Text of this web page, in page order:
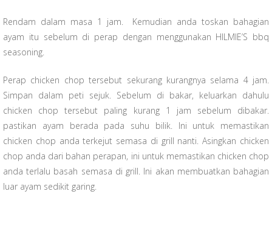
Rendam dalam masa 1 jam. Kemudian anda toskan bahagian
ayam itu sebelum di perap dengan menggunakan HILMIE’S bbq
seasoning.
Perap chicken chop tersebut sekurang kurangnya selama 4 jam.
Simpan dalam peti sejuk. Sebelum di bakar, keluarkan dahulu
chicken chop tersebut paling kurang 1 jam sebelum dibakar.
pastikan ayam berada pada suhu bilik. Ini untuk memastikan
chicken chop anda terkejut semasa di grill nanti. Asingkan chicken
chop anda dari bahan perapan, ini untuk memastikan chicken chop
anda terlalu basah semasa di grill. Ini akan membuatkan bahagian
luar ayam sedikit garing.